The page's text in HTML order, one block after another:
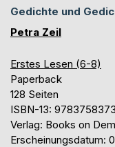
Gedichte und
Petra Zeil
Erstes Lesen (6-8)
Paperback
128 Seiten
ISBN-13:
Verlag: Books on
Erscheinungsdatum: